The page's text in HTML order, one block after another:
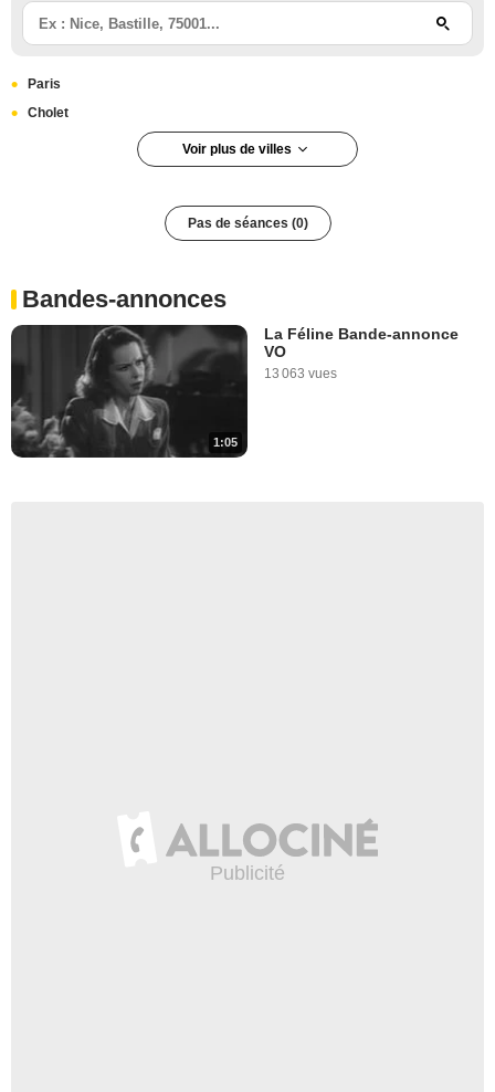
Paris
Cholet
Voir plus de villes
Paris 6e arrondissement
Paris 12e arrondissement
Pas de séances (0)
Bandes-annonces
1:05
La Féline Bande-annonce
VO
13 063 vues